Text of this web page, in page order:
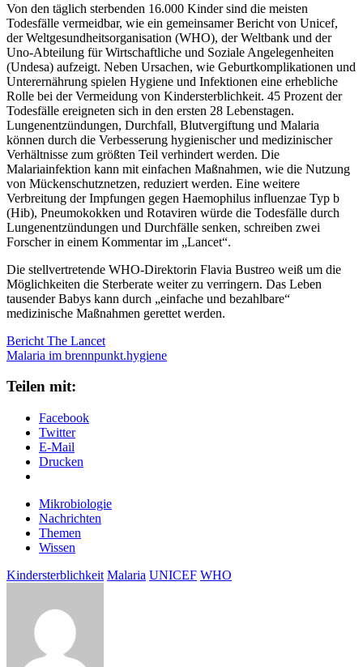
Von den täglich sterbenden 16.000 Kinder sind die meisten
Todesfälle vermeidbar, wie ein gemeinsamer Bericht von Unicef,
der Weltgesundheitsorganisation (WHO), der Weltbank und der
Uno-Abteilung für Wirtschaftliche und Soziale Angelegenheiten
(Undesa) aufzeigt. Neben Ursachen, wie Geburtkomplikationen und
Unterernährung spielen Hygiene und Infektionen eine erhebliche
Rolle bei der Vermeidung von Kindersterblichkeit. 45 Prozent der
Todesfälle ereigneten sich in den ersten 28 Lebenstagen.
Lungenentzündungen, Durchfall, Blutvergiftung und Malaria
können durch die Verbesserung hygienischer und medizinischer
Verhältnisse zum größten Teil verhindert werden. Die
Malariainfektion kann mit einfachen Maßnahmen, wie die Nutzung
von Mückenschutznetzen, reduziert werden. Eine weitere
Verbreitung der Impfungen gegen Haemophilus influenzae Typ b
(Hib), Pneumokokken und Rotaviren würde die Todesfälle durch
Lungenentzündungen und Durchfälle senken, schreiben zwei
Forscher in einem Kommentar im „Lancet“.
Die stellvertretende WHO-Direktorin Flavia Bustreo weiß um die
Möglichkeiten die Sterberate weiter zu verringern. Das Leben
tausender Babys kann durch „einfache und bezahlbare“
medizinische Maßnahmen gerettet werden.
Bericht The Lancet
Malaria im brennpunkt.hygiene
Teilen mit:
Facebook
Twitter
E-Mail
Drucken
Mikrobiologie
Nachrichten
Themen
Wissen
Kindersterblichkeit Malaria UNICEF WHO